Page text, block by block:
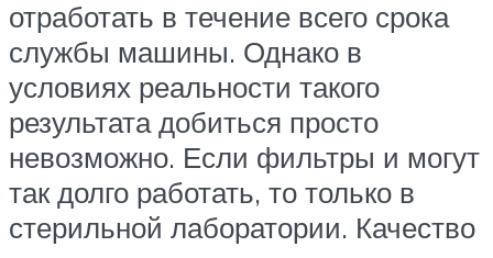
отработать в течение всего срока
службы машины. Однако в
условиях реальности такого
результата добиться просто
невозможно. Если фильтры и могут
так долго работать, то только в
стерильной лаборатории. Качество